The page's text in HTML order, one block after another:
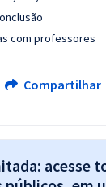
com professores
Compartilhar
acesse